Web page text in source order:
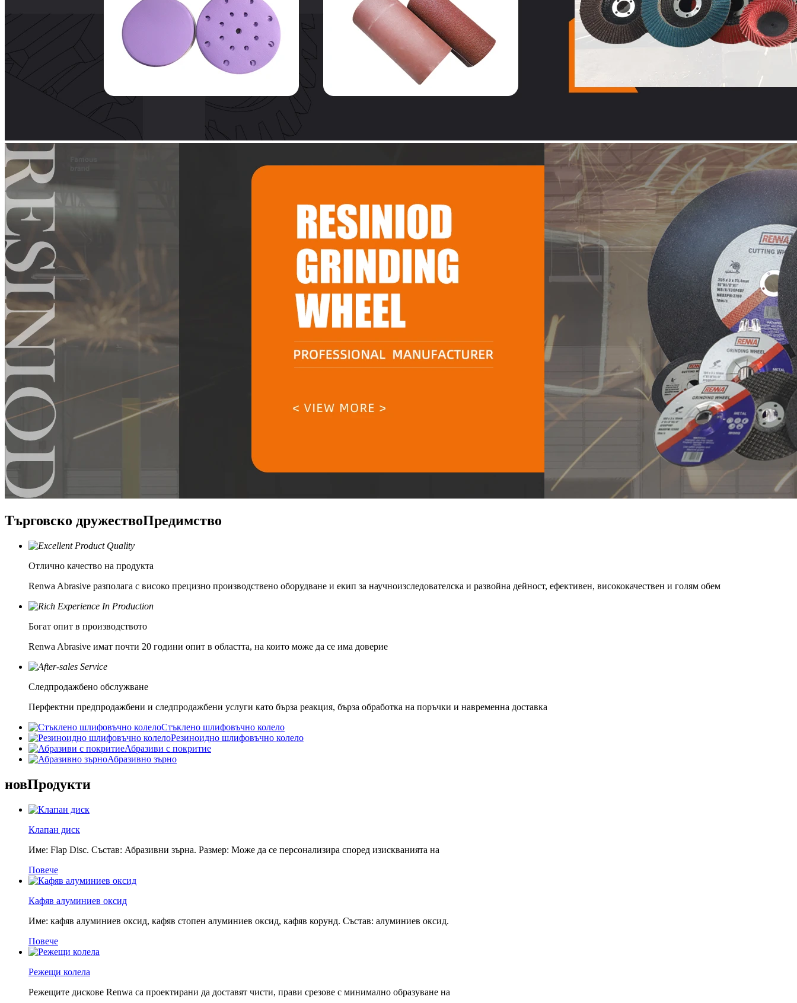
Търговско дружествоПредимство
Отлично качество на продукта
Renwa Abrasive разполага с високо прецизно производствено оборудване и екип за научноизследователска и развойна дейност, ефективен, висококачествен и голям обем
Богат опит в производството
Renwa Abrasive имат почти 20 години опит в областта, на които може да се има доверие
Следпродажбено обслужване
Перфектни предпродажбени и следпродажбени услуги като бърза реакция, бърза обработка на поръчки и навременна доставка
Стъклено шлифовъчно колело
Резиноидно шлифовъчно колело
Абразиви с покритие
Абразивно зърно
новПродукти
Клапан диск
Име: Flap Disc. Състав: Абразивни зърна. Размер: Може да се персонализира според изискванията на
Повече
Кафяв алуминиев оксид
Име: кафяв алуминиев оксид, кафяв стопен алуминиев оксид, кафяв корунд. Състав: алуминиев оксид.
Повече
Режещи колела
Режещите дискове Renwa са проектирани да доставят чисти, прави срезове с минимално образуване на